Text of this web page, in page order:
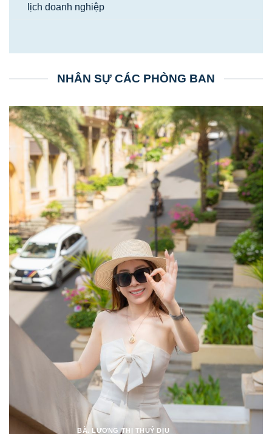
lịch doanh nghiệp
NHÂN SỰ CÁC PHÒNG BAN
BÀ. LƯƠNG THỊ THUÝ DỊU